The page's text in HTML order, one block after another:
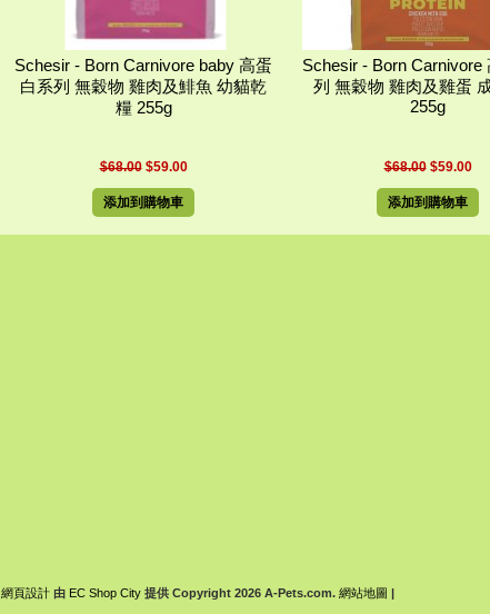
Schesir - Born Carnivore baby 高蛋
白系列 無穀物 雞肉及鯡魚 幼貓乾
糧 255g
$68.00 $59.00
添加到購物車
Schesir - Born Carnivore
列 無穀物 雞肉及雞蛋
255g
$68.00 $59.00
添加到購物車
網頁設計 由 EC Shop City 提供 Copyright 2026 A-Pets.com. 網站地圖 |